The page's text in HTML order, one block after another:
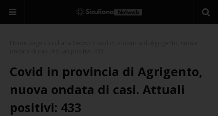
Covid in provincia di Agrigento,
nuova ondata di casi. Attuali
positivi: 433